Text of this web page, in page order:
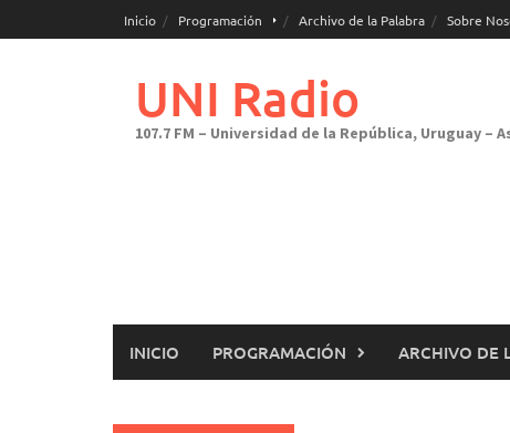
al
Inicio Programación Archivo de la Palabra Sobre
UNI Radio
107.7 FM – Universidad de la República, Uruguay
INICIO PROGRAMACIÓN ARCHIVO DE